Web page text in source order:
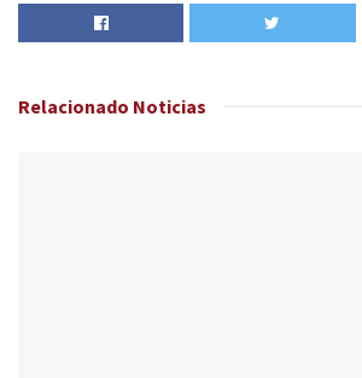
Relacionado Noticias